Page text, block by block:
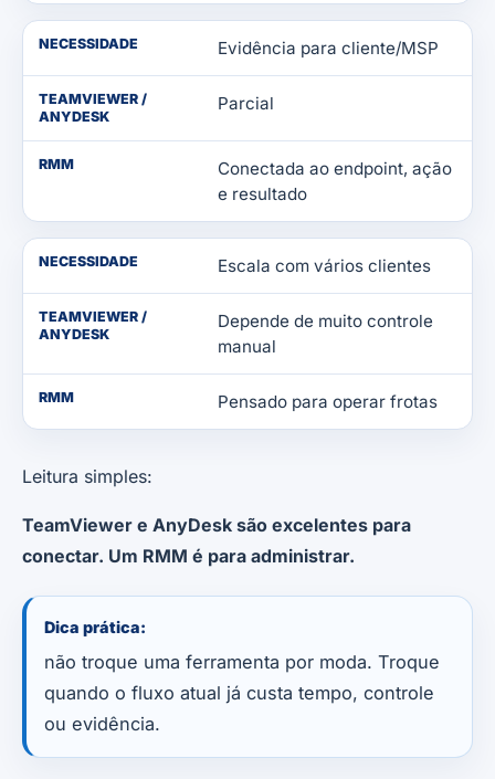
NECESSIDADE Evidência para cliente/MSP
TEAMVIEWER /
ANYDESK
Parcial
RMM
Conectada ao endpoint, ação
e resultado
NECESSIDADE Escala com vários clientes
TEAMVIEWER /
ANYDESK
Depende de muito controle
manual
RMM Pensado para operar frotas
Leitura simples:
TeamViewer e AnyDesk são excelentes para
conectar. Um RMM é para administrar.
Dica prática:
não troque uma ferramenta por moda. Troque
quando o fluxo atual já custa tempo, controle
ou evidência.